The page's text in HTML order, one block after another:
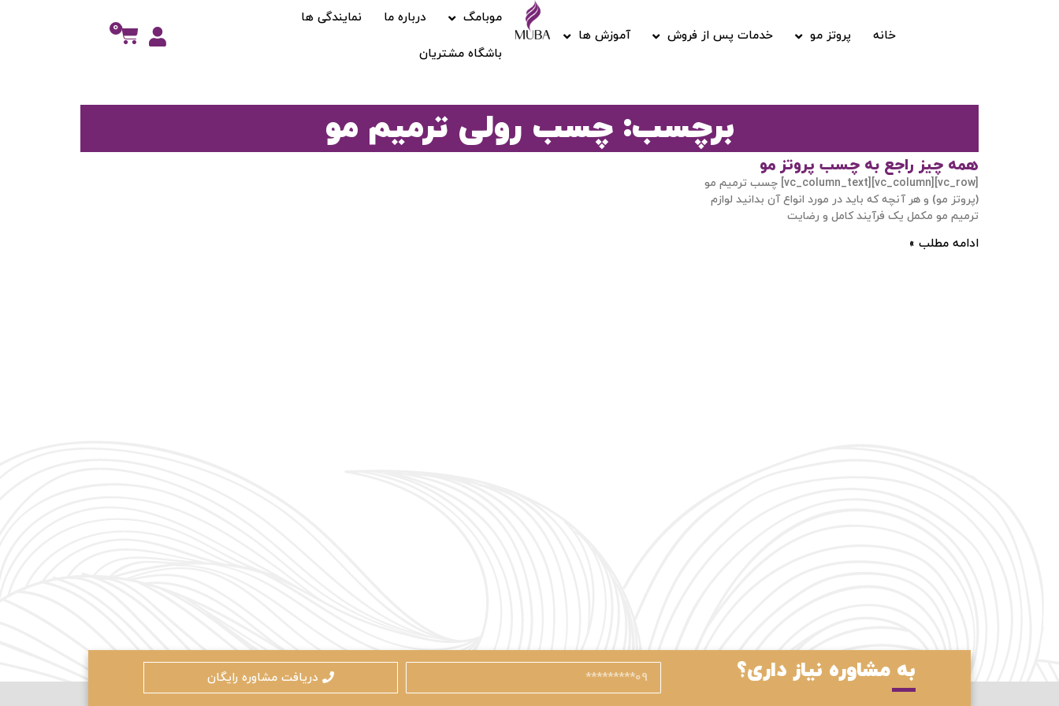
خانه پروتز مو خدمات پس از فروش آموزش ها
موبامگ درباره ما نمایندگی ها
باشگاه مشتریان
0
برچسب: چسب رولی ترمیم مو
همه چیز راجع به چسب پروتز مو
[vc_row][vc_column][vc_column_text] چسب ترمیم مو
(پروتز مو) و هر آنچه که باید در مورد انواع آن بدانید لوازم
ترمیم مو مکمل یک فرآیند کامل و رضایت
ادامه مطلب »
به مشاوره نیاز داری؟ دریافت مشاوره رایگان